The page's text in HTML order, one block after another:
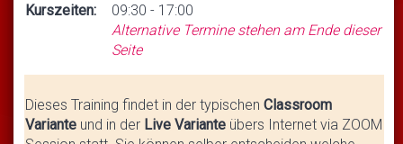
Kurszeiten:
09:30 - 17:00
Alternative Termine stehen am Ende dieser
Seite
Dieses Training findet in der typischen Classroom
Variante und in der Live Variante übers Internet via ZOOM